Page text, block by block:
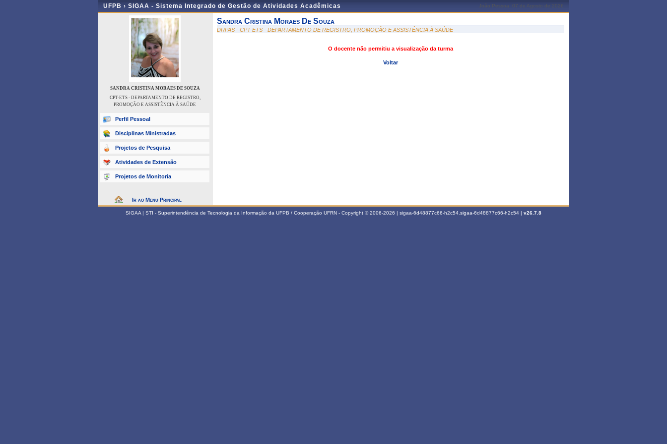
UFPB › SIGAA - Sistema Integrado de Gestão de Atividades Acadêmicas João Pessoa, 07 de Agosto de 2026
SANDRA CRISTINA MORAES DE SOUZA
CPT-ETS - DEPARTAMENTO DE REGISTRO,
PROMOÇÃO E ASSISTÊNCIA À SAÚDE
Perfil Pessoal
Disciplinas Ministradas
Projetos de Pesquisa
Atividades de Extensão
Projetos de Monitoria
Ir ao Menu Principal
Sandra Cristina Moraes De Souza
DRPAS - CPT-ETS - DEPARTAMENTO DE REGISTRO, PROMOÇÃO E ASSISTÊNCIA À SAÚDE
O docente não permitiu a visualização da turma
Voltar
SIGAA | STI - Superintendência de Tecnologia da Informação da UFPB / Cooperação UFRN - Copyright © 2006-2026 | sigaa-6d48877c66-h2c54.sigaa-6d48877c66-h2c54 | v26.7.8